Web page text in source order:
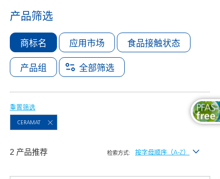
产品筛选
应用市场
商标名 食品接触状态
产品组 全部筛选
重置筛选
CERAMAT
2 产品推荐 检索方式: 按字母顺序（A-Z）